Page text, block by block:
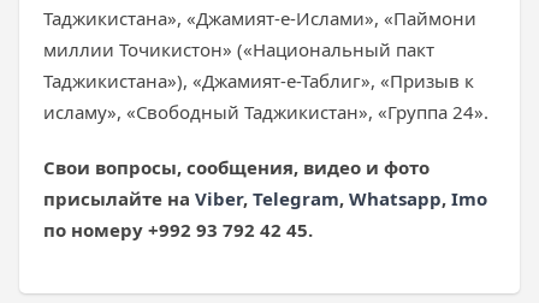
Таджикистана», «Джамият-е-Ислами», «Паймони
миллии Точикистон» («Национальный пакт
Таджикистана»), «Джамият-е-Таблиг», «Призыв к
исламу», «Свободный Таджикистан», «Группа 24».
Свои вопросы, сообщения, видео и фото
присылайте на Viber, Telegram, Whatsapp, Imo
по номеру +992 93 792 42 45.